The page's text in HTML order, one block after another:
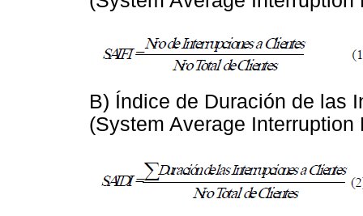
B) Índice de Duración de las
(System Average